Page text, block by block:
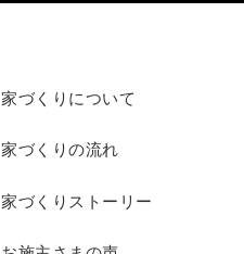
家づくりについて
家づくりの流れ
家づくりストーリー